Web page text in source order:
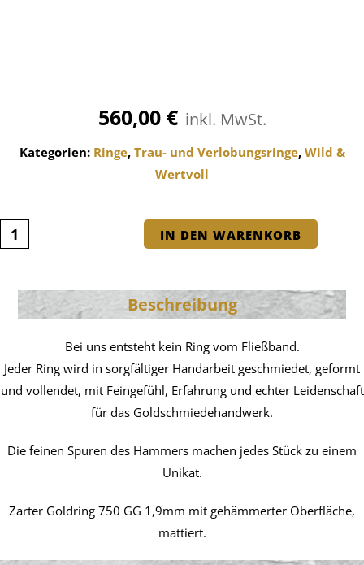
560,00 € inkl. MwSt.
Kategorien: Ringe, Trau- und Verlobungsringe, Wild &
Wertvoll
IN DEN WARENKORB
Beschreibung
Bei uns entsteht kein Ring vom Fließband.
Jeder Ring wird in sorgfältiger Handarbeit geschmiedet, geformt
und vollendet, mit Feingefühl, Erfahrung und echter Leidenschaft
für das Goldschmiedehandwerk.
Die feinen Spuren des Hammers machen jedes Stück zu einem
Unikat.
Zarter Goldring 750 GG 1,9mm mit gehämmerter Oberfläche,
mattiert.